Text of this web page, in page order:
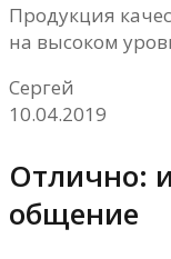
Продукция
на высоком
Сергей
10.04.2019
Отлично:
общение